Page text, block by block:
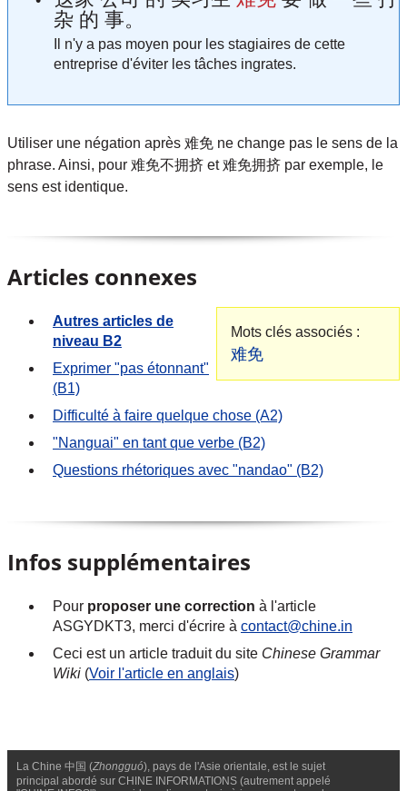
杂 的 事。
Il n'y a pas moyen pour les stagiaires de cette
entreprise d'éviter les tâches ingrates.
Utiliser une négation après 难免 ne change pas le sens de la
phrase. Ainsi, pour 难免不拥挤 et 难免拥挤 par exemple, le
sens est identique.
Articles connexes
Mots clés associés :
难免
Autres articles de
niveau B2
Exprimer "pas étonnant"
(B1)
Difficulté à faire quelque chose (A2)
"Nanguai" en tant que verbe (B2)
Questions rhétoriques avec "nandao" (B2)
Infos supplémentaires
Pour proposer une correction à l'article
ASGYDKT3, merci d'écrire à contact@chine.in
Ceci est un article traduit du site Chinese Grammar
Wiki (Voir l'article en anglais)
La Chine 中国 (Zhongguó), pays de l'Asie orientale, est le sujet
principal abordé sur CHINE INFORMATIONS (autrement appelé